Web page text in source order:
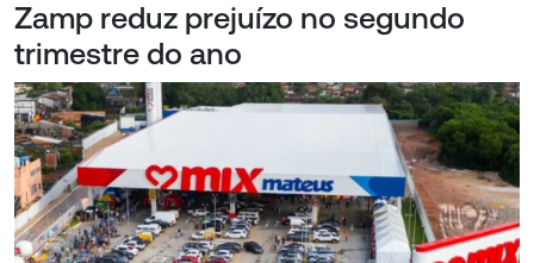
Zamp reduz prejuízo no segundo
trimestre do ano